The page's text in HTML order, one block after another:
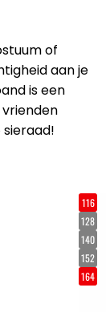
of
aan je
is een
116
128
140
152
164